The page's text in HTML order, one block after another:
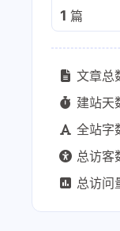
1 篇
文章总
建站天
全站字
总访客
总访问